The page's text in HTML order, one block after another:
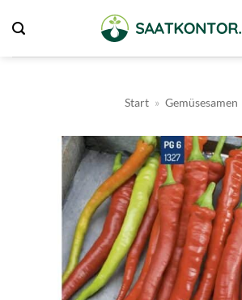
Inhalt
springen
Start » Gemüsesamen